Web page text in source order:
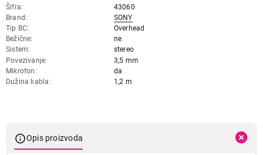
Šifra
43060
Brand
SONY
Tip BC
Overhead
Bežične
ne
Sistem
stereo
Povezivanje
3,5 mm
Mikrofon
da
Dužina kabla
1,2 m
Opis proizvoda